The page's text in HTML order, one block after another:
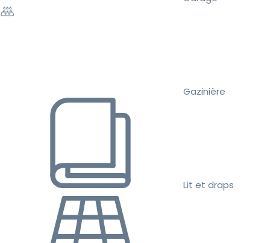
Gazinière
Lit et draps